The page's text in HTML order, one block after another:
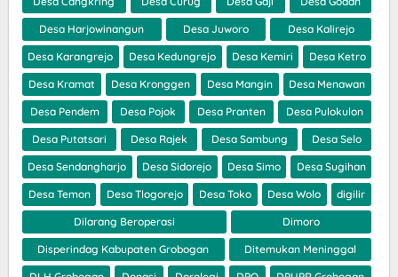
Desa Harjowinangun Desa Juworo Desa Kalirejo
Desa Karangrejo Desa Kedungrejo Desa Kemiri Desa Ketro
Desa Kramat Desa Kronggen Desa Mangin Desa Menawan
Desa Pendem Desa Pojok Desa Pranten Desa Pulokulon
Desa Putatsari Desa Rajek Desa Sambung Desa Selo
Desa Sendangharjo Desa Sidorejo Desa Simo Desa Sugihan
Desa Temon Desa Tlogorejo Desa Toko Desa Wolo digilir
Dilarang Beroperasi Dimoro
Disperindag Kabupaten Grobogan Ditemukan Meninggal